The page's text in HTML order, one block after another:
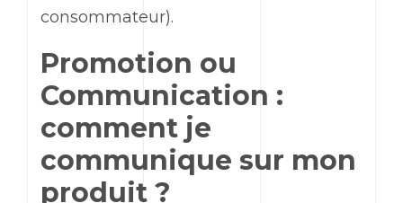
consommateur).
Promotion ou
Communication :
comment je
communique sur mon
produit ?